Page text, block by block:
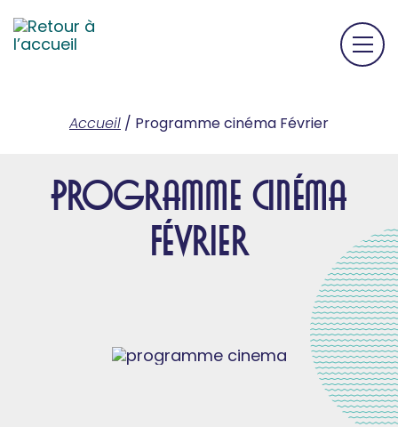
Accueil / Programme cinéma Février
Programme cinéma
Février